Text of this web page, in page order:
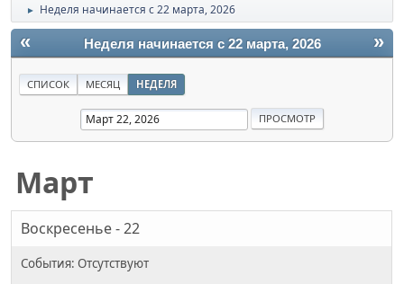
► Неделя начинается с 22 марта, 2026
« »
Неделя начинается с 22 марта, 2026
СПИСОК МЕСЯЦ НЕДЕЛЯ
Март
Воскресенье - 22